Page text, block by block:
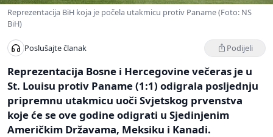
Reprezentacija BiH koja je počela utakmicu protiv Paname (Foto: NS
BiH)
Poslušajte članak Podijeli
Reprezentacija Bosne i Hercegovine večeras je u
St. Louisu protiv Paname (1:1) odigrala posljednju
pripremnu utakmicu uoči Svjetskog prvenstva
koje će se ove godine odigrati u Sjedinjenim
Američkim Državama, Meksiku i Kanadi.